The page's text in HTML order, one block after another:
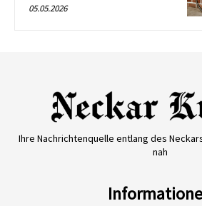
05.05.2026
Ihre Nachrichtenquelle entlang des
nah